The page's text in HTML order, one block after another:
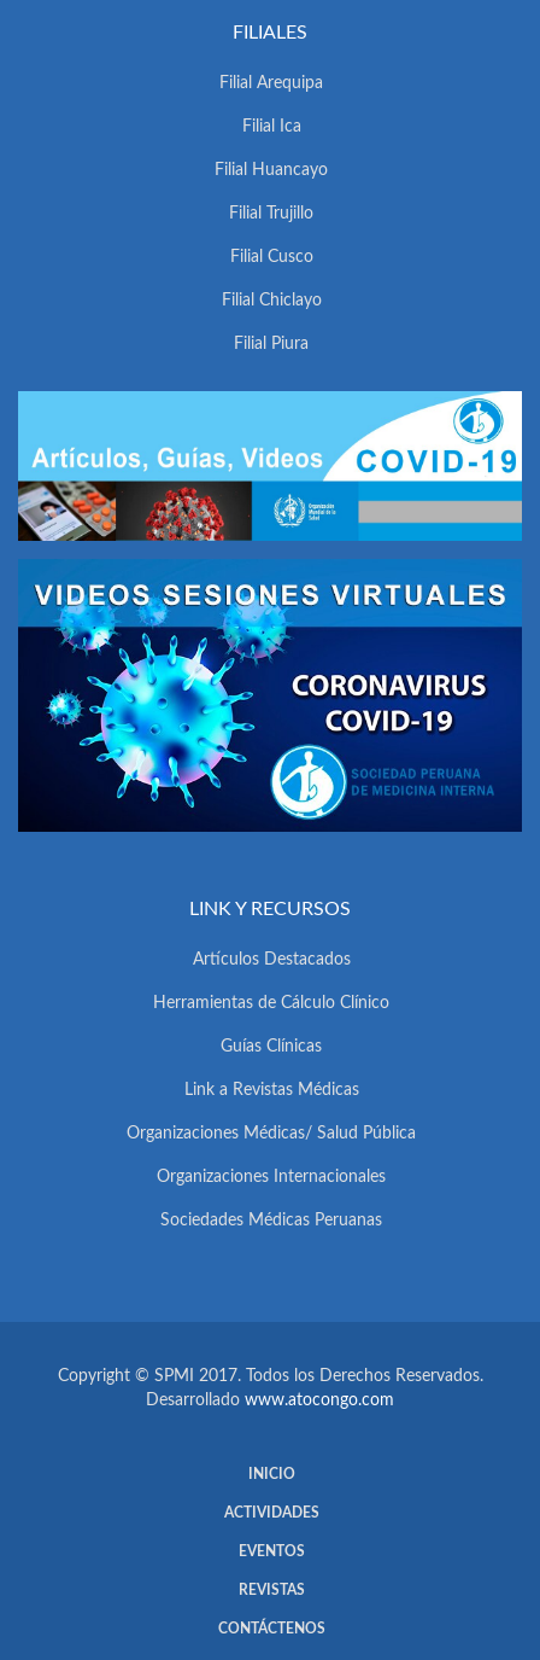
FILIALES
Filial Arequipa
Filial Ica
Filial Huancayo
Filial Trujillo
Filial Cusco
Filial Chiclayo
Filial Piura
LINK Y RECURSOS
Artículos Destacados
Herramientas de Cálculo Clínico
Guías Clínicas
Link a Revistas Médicas
Organizaciones Médicas/ Salud Pública
Organizaciones Internacionales
Sociedades Médicas Peruanas
Copyright © SPMI 2017. Todos los Derechos Reservados.
Desarrollado www.atocongo.com
INICIO
ACTIVIDADES
EVENTOS
REVISTAS
CONTÁCTENOS